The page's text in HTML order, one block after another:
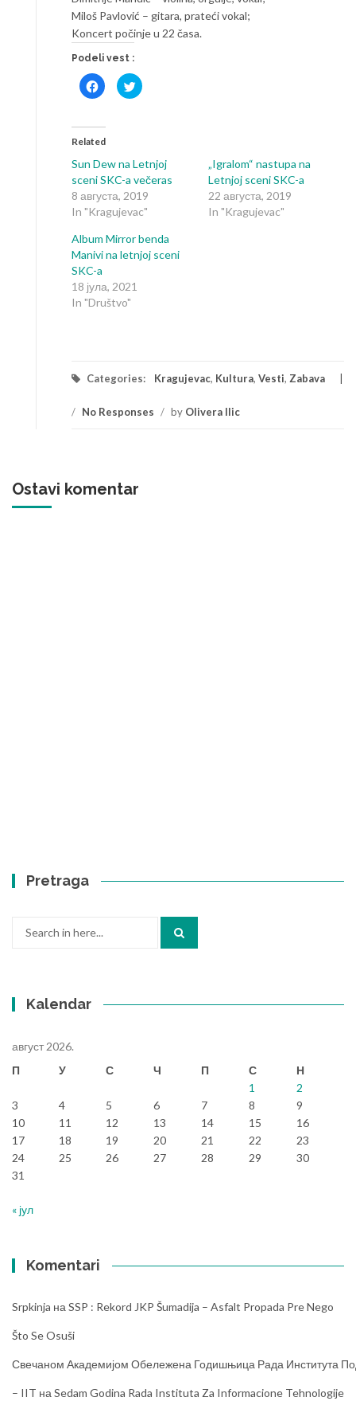
Miloš Pavlović – gitara, prateći vokal;
Koncert počinje u 22 časa.
Podeli vest :
Click
to
share
(Opens
in
window)
Click
to
window)
Related
Sun Dew na Letnjoj
sceni SKC-a večeras
8 августа, 2019
In "Kragujevac"
„Igralom“ nastupa na
Letnjoj sceni SKC-a
22 августа, 2019
In "Kragujevac"
Album Mirror benda
Manivi na letnjoj sceni
SKC-a
18 јула, 2021
In "Društvo"
Categories: Kragujevac, Kultura, Vesti, Zabava
/ No Responses / by Olivera Ilic
Ostavi komentar
Pretraga
Kalendar
август 2026.
П
У С Ч П С
Н
1
2
3
4 5 6 7 8
9
10
11 12 13 14 15
16
17
18 19 20 21 22
23
24
25 26 27 28 29
30
31
« јул
Komentari
Srpkinja на SSP : Rekord JKP Šumadija – Asfalt Propada Pre Nego
Što Se Osuši
Свечаном Академијом Обележена Годишњица Рада Института
– IIT на Sedam Godina Rada Instituta Za Informacione Tehnologije